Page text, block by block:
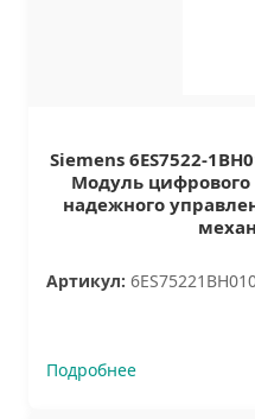
Siemens 6ES7522-
Модуль цифрового
надежного
Артикул:
Подробнее